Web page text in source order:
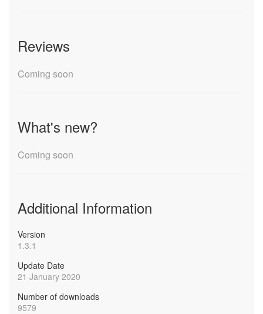
Reviews
Coming soon
What's new?
Coming soon
Additional Information
Version
1.3.1
Update Date
21 January 2020
Number of downloads
9579